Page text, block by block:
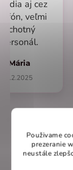
Použivame
prezeranie
neustále
aj cez
veľmi
ochotný
personál.
Mária
1.2.2025